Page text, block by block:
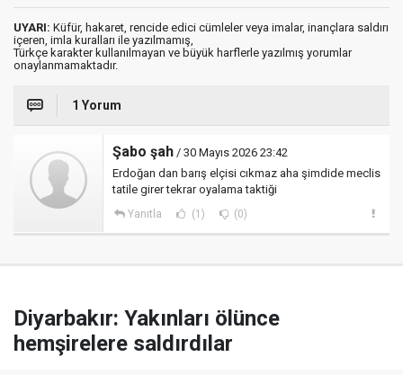
UYARI: Küfür, hakaret, rencide edici cümleler veya imalar, inançlara saldırı
içeren, imla kuralları ile yazılmamış,
Türkçe karakter kullanılmayan ve büyük harflerle yazılmış yorumlar
onaylanmamaktadır.
1 Yorum
Şabo şah / 30 Mayıs 2026 23:42
Erdoğan dan barış elçisi cıkmaz aha şimdide meclis
tatile girer tekrar oyalama taktiği
Yanıtla (1) (0)
Diyarbakır: Yakınları ölünce
hemşirelere saldırdılar